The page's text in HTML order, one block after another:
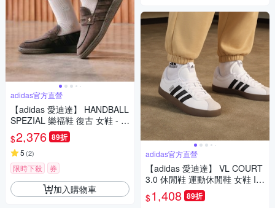
adidas官方直營
【adidas 愛迪達】 HANDBALL
SPEZIAL 樂福鞋 復古 女鞋 - O
riginals KJ2533
$2,376 89折
5 (2)
限時下殺 券
加入購物車
adidas官方直營
【adidas 愛迪達】 VL COURT
3.0 休閒鞋 運動休閒鞋 女鞋 ID
8797
$1,408 89折